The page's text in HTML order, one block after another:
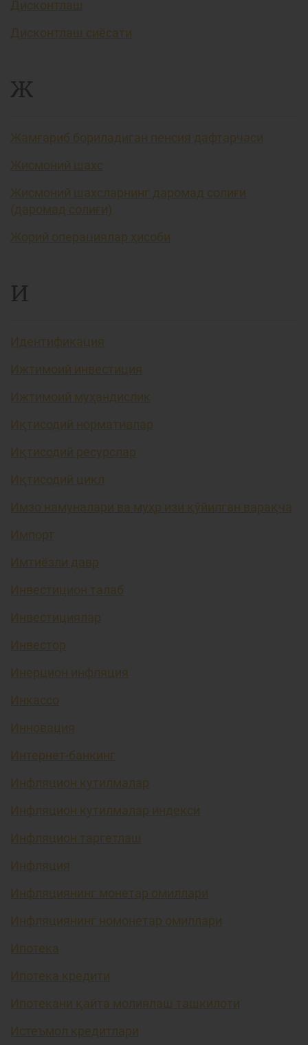
Дисконтлаш
Дисконтлаш сиёсати
Ж
Жамғариб бориладиган пенсия дафтарчаси
Жисмоний шахс
Жисмоний шахсларнинг даромад солиғи
(даромад солиғи)
Жорий операциялар ҳисоби
И
Идентификация
Ижтимоий инвестиция
Ижтимоий муҳандислик
Иқтисодий нормативлар
Иқтисодий ресурслар
Иқтисодий цикл
Имзо намуналари ва муҳр изи қўйилган варақча
Импорт
Имтиёзли давр
Инвестицион талаб
Инвестициялар
Инвестор
Инерцион инфляция
Инкассо
Инновация
Интернет-банкинг
Инфляцион кутилмалар
Инфляцион кутилмалар индекси
Инфляцион таргетлаш
Инфляция
Инфляциянинг монетар омиллари
Инфляциянинг номонетар омиллари
Ипотека
Ипотека кредити
Ипотекани қайта молиялаш ташкилоти
Истеъмол кредитлари